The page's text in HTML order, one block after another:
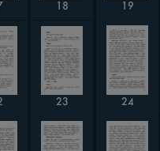
18 19
23 24